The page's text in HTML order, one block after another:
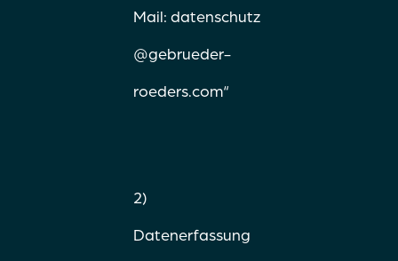
Mail: datenschutz
@gebrueder-
roeders.com“
2)
Datenerfassung